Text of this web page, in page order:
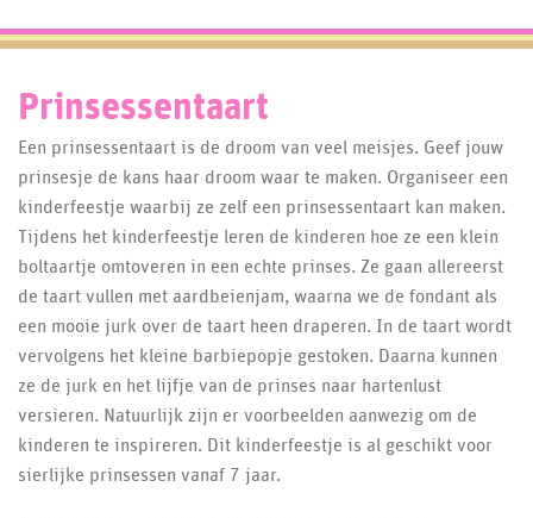
Prinsessentaart
Een prinsessentaart is de droom van veel meisjes. Geef jouw
prinsesje de kans haar droom waar te maken. Organiseer een
kinderfeestje waarbij ze zelf een prinsessentaart kan maken.
Tijdens het kinderfeestje leren de kinderen hoe ze een klein
boltaartje omtoveren in een echte prinses. Ze gaan allereerst
de taart vullen met aardbeienjam, waarna we de fondant als
een mooie jurk over de taart heen draperen. In de taart wordt
vervolgens het kleine barbiepopje gestoken. Daarna kunnen
ze de jurk en het lijfje van de prinses naar hartenlust
versieren. Natuurlijk zijn er voorbeelden aanwezig om de
kinderen te inspireren. Dit kinderfeestje is al geschikt voor
sierlijke prinsessen vanaf 7 jaar.